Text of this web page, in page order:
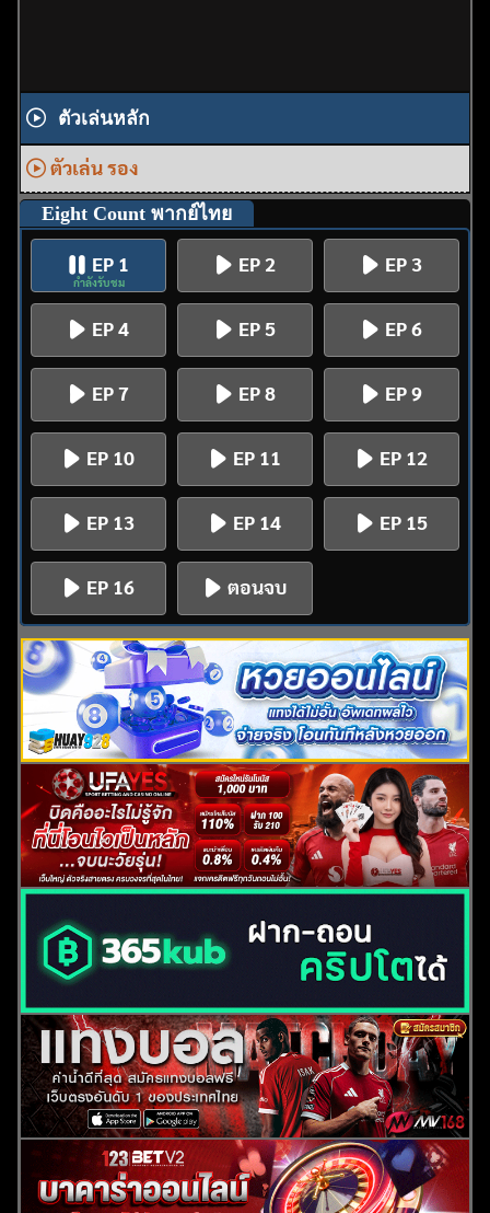
ตัวเล่นหลัก
ตัวเล่น รอง
Eight Count พากย์ไทย
EP 1
กำลังรับชม
EP 2 EP 3
EP 4 EP 5 EP 6
EP 7 EP 8 EP 9
EP 10 EP 11 EP 12
EP 13 EP 14 EP 15
EP 16 ตอนจบ